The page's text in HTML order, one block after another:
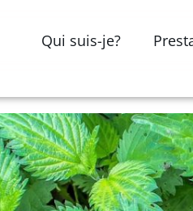
Qui suis-je?